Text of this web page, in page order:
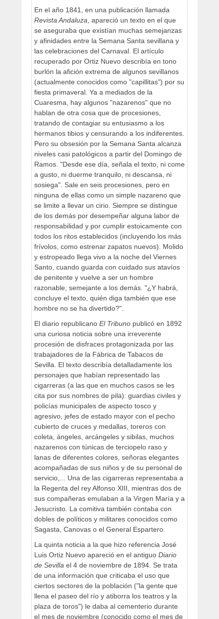
En el año 1841, en una publicación llamada
Revista Andaluza , apareció un texto en el que
se aseguraba que existían muchas semejanzas
y afinidades entre la Semana Santa sevillana y
las celebraciones del Carnaval. El artículo
recuperado por Ortiz Nuevo describía en tono
burlón la afición extrema de algunos sevillanos
(actualmente conocidos como "capillitas") por su
fiesta primaveral. Ya a mediados de la
Cuaresma, hay algunos "nazarenos" que no
hablan de otra cosa que de procesiones,
tratando de contagiar su entusiasmo a los
hermanos tibios y censurando a los indiferentes.
Pero su obsesión por la Semana Santa alcanza
niveles casi patológicos a partir del Domingo de
Ramos. "Desde ese día, señala el texto, ni come
a gusto, ni duerme tranquilo, ni descansa, ni
sosiega". Sale en seis procesiones, pero en
ninguna de ellas como un simple nazareno que
se limite a llevar un cirio. Siempre se distingue
de los demás por desempeñar alguna labor de
responsabilidad y por cumplir estoicamente con
todos los ritos establecidos (incluyendo los más
frívolos, como estrenar zapatos nuevos). Molido
y estropeado llega vivo a la noche del Viernes
Santo, cuando guarda con cuidado sus atavíos
de penitente y vuelve a ser un hombre
razonable, semejante a los demás. "¿Y habrá,
concluye el texto, quién diga también que ese
hombre no se ha divertido?".
El diario republicano El Tribuno publicó en 1892
una curiosa noticia sobre una irreverente
procesión de disfraces protagonizada por las
trabajadores de la Fábrica de Tabacos de
Sevilla. El texto describía detalladamente los
personajes que habían representado las
cigarreras (a las que en muchos casos se les
cita por sus nombres de pila): guardias civiles y
policías municipales de aspecto tosco y
agresivo, jefes de estado mayor con el pecho
cubierto de cruces y medallas, toreros con
coleta, ángeles, arcángeles y sibilas, muchos
nazarenos con túnicas de terciopelo raso y
lanas de diferentes colores, señoras elegantes
acompañadas de sus niños y de su personal de
servicio,... Una de las cigarreras representaba a
la Regenta del rey Alfonso XIII, mientras dos de
sus compañeras emulaban a la Virgen María y a
Jesucristo. La comitiva también contaba con
dobles de políticos y militares conocidos como
Sagasta, Canovas o el General Espartero.
La quinta noticia a la que hizo referencia José
Luis Ortiz Nuevo apareció en el antiguo Diario
de Sevilla el 4 de noviembre de 1894. Se trata
de una información que criticaba el uso que
ciertos sectores de la población ("la gente que
llena el paseo del río y atiborra los teatros y la
plaza de toros") le daba al cementerio durante
el mes de noviembre (conocido como el mes de